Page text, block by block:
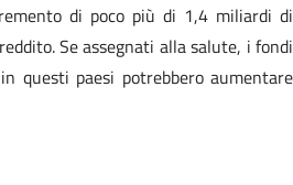
di poco più di 1,4 miliardi di
Se assegnati alla salute, i fondi
questi paesi potrebbero aumentare